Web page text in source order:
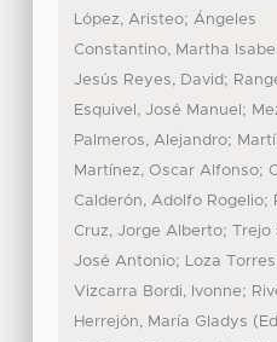
López, Aristeo; Ángeles
Constantino, Martha Isabel
Jesús Reyes, David;
Esquivel, José Manuel ;
Palmeros, Alejandro;
Martínez, Oscar Alfonso;
Calderón, Adolfo Rogelio;
Cruz, Jorge Alberto;
José Antonio; Loza
Vizcarra Bordi, Ivonne;
Herrejón, María Gladys (